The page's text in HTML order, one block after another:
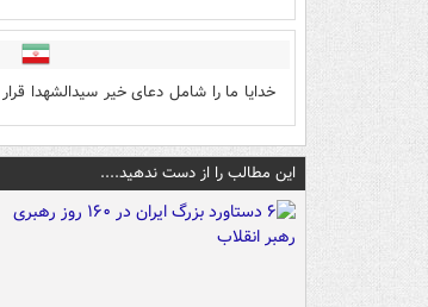
خدایا ما را شامل دعای خیر سیدالشهدا
این مطالب را از دست ندهید....